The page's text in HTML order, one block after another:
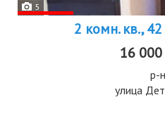
5
2 комн. кв.,
16 000
р-н
улица